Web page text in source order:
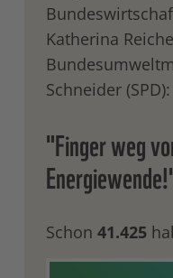
Katherina
Schneider (SPD):
"Finger weg
Schon 41.425